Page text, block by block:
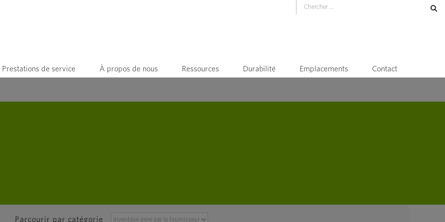
Prestations de service À propos de nous Ressources Durabilité Emplacements Contact
Parcourir par catégorie
PARCOURIR